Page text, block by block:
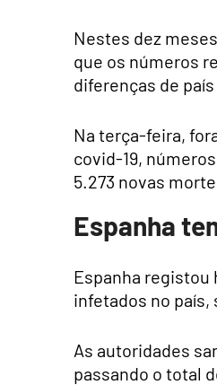
Nestes dez
que os números
diferenças de
Na terça-feira,
covid-19,
5.273 novas
Espanha
Espanha registou
infetados no país,
As autoridades
passando o total